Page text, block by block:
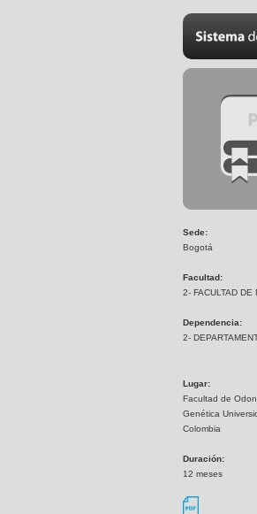
Sede:
Bogotá
Facultad:
2- FACULTAD DE
Dependencia:
2-
Lugar:
Facultad de
Genética
Colombia
Duración:
12 meses